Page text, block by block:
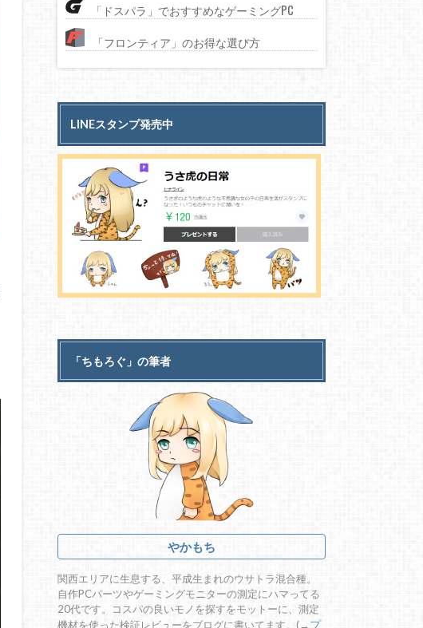
「ドスパラ」でおすすめなゲーミングPC
「フロンティア」のお得な選び方
LINEスタンプ発売中
「ちもろぐ」の筆者
やかもち
関西エリアに生息する、平成生まれのウサトラ混合種。
自作PCパーツやゲーミングモニターの測定にハマってる
20代です。コスパの良いモノを探すをモットーに、測定
機材を使った検証レビューをブログに書いてます。(→プ